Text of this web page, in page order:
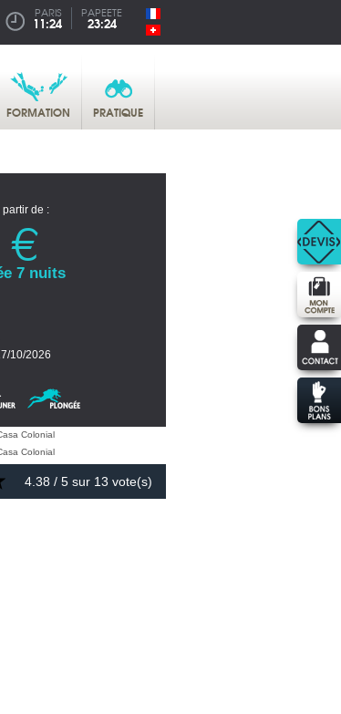
PARIS
11:24
PAPEETE
23:24
FORMATION PRATIQUE
partir de :
€
7 nuits
10/2026
4.38 / 5 sur 13 vote(s)